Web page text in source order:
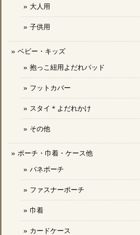
大人用
子供用
ベビー・キッズ
抱っこ紐用よだれパッド
フットカバー
スタイ＊よだれかけ
その他
ポーチ・巾着・ケース他
バネポーチ
ファスナーポーチ
巾着
カードケース